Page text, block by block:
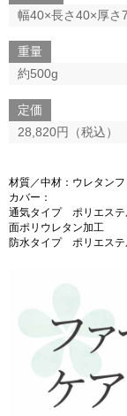
幅40×長さ40×厚さ
重量
約500g
定価
28,820円（税込）
材質／中材：ウレタンフ
カバー：
通気タイプ ポリエス
面ポリウレタン加工
防水タイプ ポリエス